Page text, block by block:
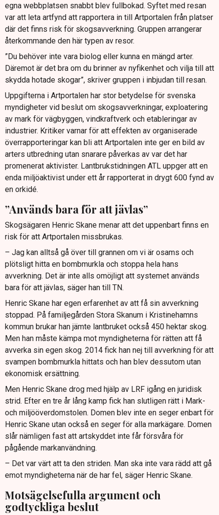
egna webbplatsen snabbt blev fullbokad. Syftet med resan
var att leta artfynd att rapportera in till Artportalen från platser
där det finns risk för skogsavverkning. Gruppen arrangerar
återkommande den här typen av resor.
”Du behöver inte vara biolog eller kunna en mängd arter.
Däremot är det bra om du brinner av nyfikenhet och vilja till att
skydda hotade skogar”, skriver gruppen i inbjudan till resan.
Uppgifterna i Artportalen har stor betydelse för svenska
myndigheter vid beslut om skogsavverkningar, exploatering
av mark för vägbyggen, vindkraftverk och etableringar av
industrier. Kritiker varnar för att effekten av organiserade
överrapporteringar kan bli att Artportalen inte ger en bild av
arters utbredning utan snarare påverkas av var det har
promenerat aktivister. Lantbrukstidningen ATL uppger att en
enda miljöaktivist under ett år rapporterat in drygt 600 fynd av
en orkidé.
”Används bara för att jävlas”
Skogsägaren Henric Skane menar att det uppenbart finns en
risk för att Artportalen missbrukas.
– Jag kan alltså gå över till grannen om vi är osams och
plötsligt hitta en bombmurkla och stoppa hela hans
avverkning. Det är inte alls omöjligt att systemet används
bara för att jävlas, säger han till TN.
Henric Skane har egen erfarenhet av att få sin avverkning
stoppad. På familjegården Stora Skanum i Kristinehamns
kommun brukar han jämte lantbruket också 450 hektar skog.
Men han måste kämpa mot myndigheterna för rätten att få
avverka sin egen skog. 2014 fick han nej till avverkning för att
svampen bombmurkla hittats och han blev dessutom utan
ekonomisk ersättning.
Men Henric Skane drog med hjälp av LRF igång en juridisk
strid. Efter en tre år lång kamp fick han slutligen rätt i Mark-
och miljööverdomstolen. Domen blev inte en seger enbart för
Henric Skane utan också en seger för alla markägare. Domen
slår nämligen fast att artskyddet inte får försvåra för
pågående markanvändning.
– Det var värt att ta den striden. Man ska inte vara rädd att gå
emot myndigheterna när de har fel, säger Henric Skane.
Motsägelsefulla argument och
godtyckliga beslut